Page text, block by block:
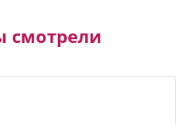
смотрели